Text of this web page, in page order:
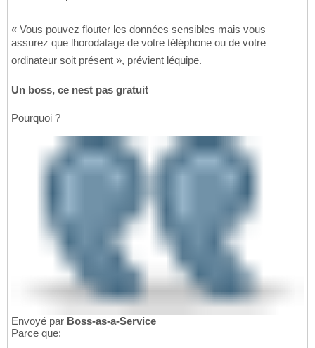
« Vous pouvez flouter les données sensibles mais vous
assurez que lhorodatage de votre téléphone ou de votre
ordinateur soit présent », prévient léquipe.
Un boss, ce nest pas gratuit
Pourquoi ?
Envoyé par Boss-as-a-Service
Parce que: